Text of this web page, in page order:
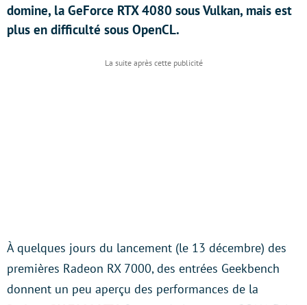
domine, la GeForce RTX 4080 sous Vulkan, mais est
plus en difficulté sous OpenCL.
À quelques jours du lancement (le 13 décembre) des
premières Radeon RX 7000, des entrées Geekbench
donnent un peu aperçu des performances de la